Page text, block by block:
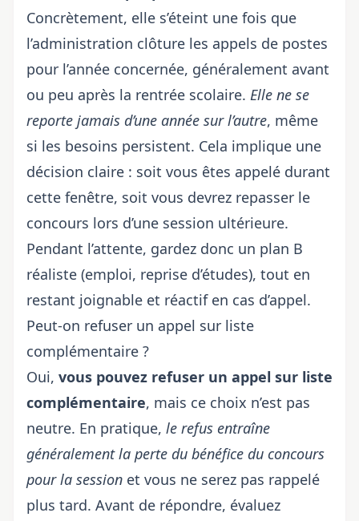
Concrètement, elle s’éteint une fois que
l’administration clôture les appels de postes
pour l’année concernée, généralement avant
ou peu après la rentrée scolaire. Elle ne se
reporte jamais d’une année sur l’autre, même
si les besoins persistent. Cela implique une
décision claire : soit vous êtes appelé durant
cette fenêtre, soit vous devrez repasser le
concours lors d’une session ultérieure.
Pendant l’attente, gardez donc un plan B
réaliste (emploi, reprise d’études), tout en
restant joignable et réactif en cas d’appel.
Peut-on refuser un appel sur liste
complémentaire ?
Oui, vous pouvez refuser un appel sur liste
complémentaire, mais ce choix n’est pas
neutre. En pratique, le refus entraîne
généralement la perte du bénéfice du concours
pour la session et vous ne serez pas rappelé
plus tard. Avant de répondre, évaluez